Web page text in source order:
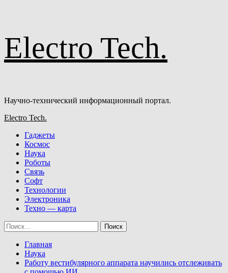
содержимому
Electro Tech.
Научно-технический информационный портал.
Основное
Electro Tech.
Гаджеты
Космос
Наука
Роботы
Связь
Софт
Технологии
Электроника
Техно — карта
Найти:
Главная
Наука
Работу вестибулярного аппарата научились отслеживать